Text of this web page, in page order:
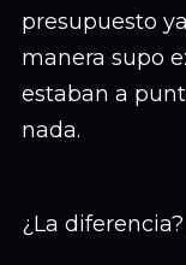
presupuesto
manera supo
estaban a
nada.
¿La